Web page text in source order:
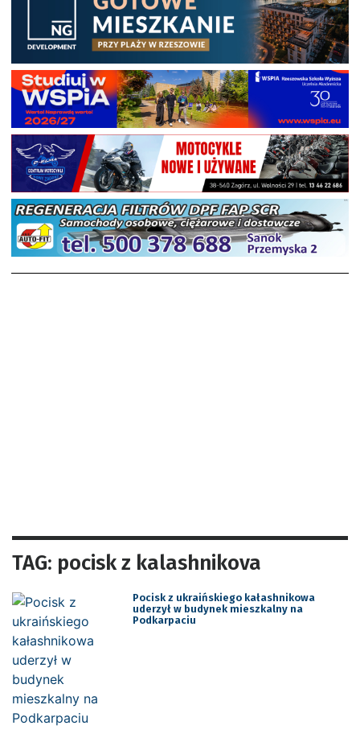
TAG: pocisk z kalashnikova
Pocisk z ukraińskiego kałashnikowa
uderzył w budynek mieszkalny na
Podkarpaciu